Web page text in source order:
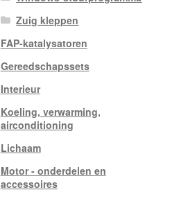
Zuig kleppen
FAP-katalysatoren
Gereedschapssets
Interieur
Koeling, verwarming,
airconditioning
Lichaam
Motor - onderdelen en
accessoires